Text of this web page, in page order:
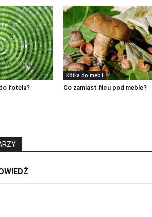
fotela?
Kółka do mebli
Co zamiast filcu pod meble?